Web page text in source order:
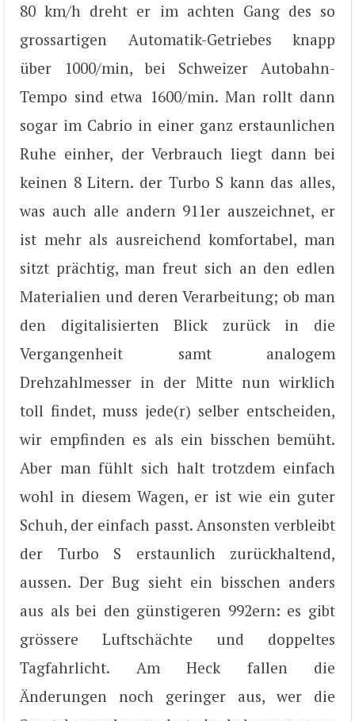
80 km/h dreht er im achten Gang des so
grossartigen Automatik-Getriebes knapp
über 1000/min, bei Schweizer Autobahn-
Tempo sind etwa 1600/min. Man rollt dann
sogar im Cabrio in einer ganz erstaunlichen
Ruhe einher, der Verbrauch liegt dann bei
keinen 8 Litern. der Turbo S kann das alles,
was auch alle andern 911er auszeichnet, er
ist mehr als ausreichend komfortabel, man
sitzt prächtig, man freut sich an den edlen
Materialien und deren Verarbeitung; ob man
den digitalisierten Blick zurück in die
Vergangenheit samt analogem
Drehzahlmesser in der Mitte nun wirklich
toll findet, muss jede(r) selber entscheiden,
wir empfinden es als ein bisschen bemüht.
Aber man fühlt sich halt trotzdem einfach
wohl in diesem Wagen, er ist wie ein guter
Schuh, der einfach passt. Ansonsten verbleibt
der Turbo S erstaunlich zurückhaltend,
aussen. Der Bug sieht ein bisschen anders
aus als bei den günstigeren 992ern: es gibt
grössere Luftschächte und doppeltes
Tagfahrlicht. Am Heck fallen die
Änderungen noch geringer aus, wer die